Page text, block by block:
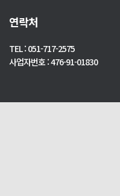
연락처
TEL : 051-717-2575
사업자번호 : 476-91-01830